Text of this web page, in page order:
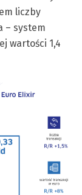
liczby
– system
wartości 1,4